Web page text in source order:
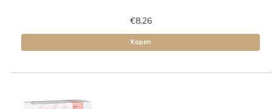
€8,26
Kopen